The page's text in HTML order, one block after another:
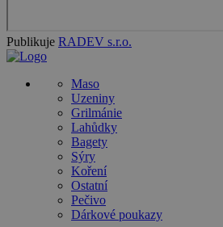
Publikuje RADEV s.r.o.
Maso
Uzeniny
Grilmánie
Lahůdky
Bagety
Sýry
Koření
Ostatní
Pečivo
Dárkové poukazy